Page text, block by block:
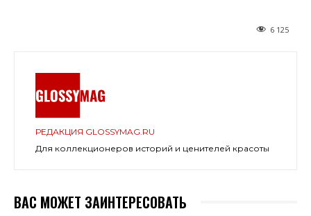
6 125
РЕДАКЦИЯ GLOSSYMAG.RU
Для коллекционеров историй и ценителей красоты
ВАС МОЖЕТ ЗАИНТЕРЕСОВАТЬ